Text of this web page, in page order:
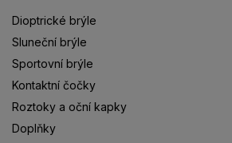
Dioptrické brýle
Sluneční brýle
Sportovní brýle
Kontaktní čočky
Roztoky a oční kapky
Doplňky